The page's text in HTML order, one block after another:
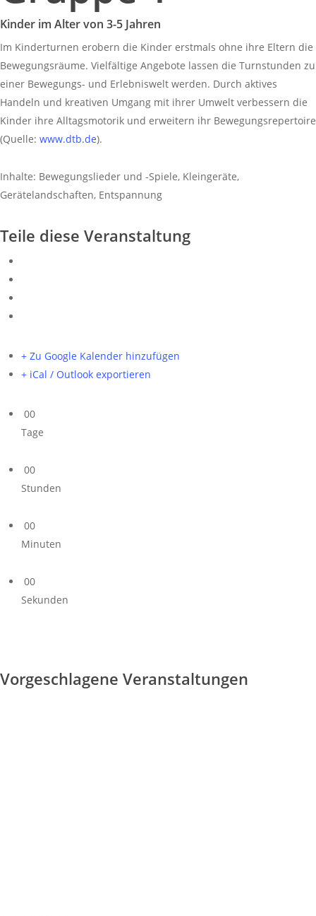
Kinder im Alter von 3-5 Jahren
Im Kinderturnen erobern die Kinder erstmals ohne ihre Eltern die
Bewegungsräume. Vielfältige Angebote lassen die Turnstunden zu
einer Bewegungs- und Erlebniswelt werden. Durch aktives
Handeln und kreativen Umgang mit ihrer Umwelt verbessern die
Kinder ihre Alltagsmotorik und erweitern ihr Bewegungsrepertoire
(Quelle: www.dtb.de).
Inhalte: Bewegungslieder und -Spiele, Kleingeräte,
Gerätelandschaften, Entspannung
Teile diese Veranstaltung
+ Zu Google Kalender hinzufügen
+ iCal / Outlook exportieren
00
Tage
00
Stunden
00
Minuten
00
Sekunden
Vorgeschlagene Veranstaltungen